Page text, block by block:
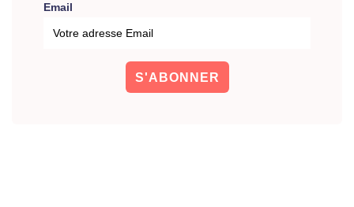
Email